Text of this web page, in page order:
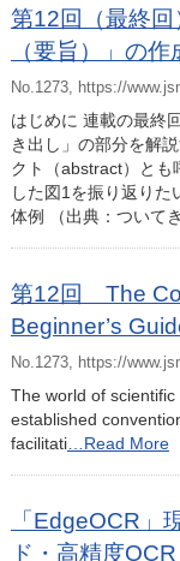
第12回（最終
（要旨）」の作
No.1273, https://
はじめに 連載の最終
き出し」の部分を解
クト（abstract）とも
した図1を振り返り
体例 （出典：ついてき
第12回 The
Beginner’s
No.1273, https://
The world of
established
facilitati…Read More
「EdgeOCR」
ド・高精度OCR